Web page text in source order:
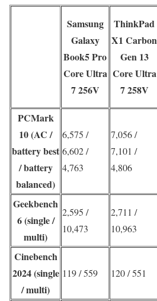
Samsung
Galaxy
Book5 Pro
Core Ultra
7 256V
ThinkPad
X1 Carbon
Gen 13
Core Ultra
7 258V
PCMark
10 (AC /
battery best
/ battery
balanced)
6,575 /
6,602 /
4,763
7,056 /
7,101 /
4,806
Geekbench
6 (single /
multi)
2,595 /
10,473
2,711 /
10,963
Cinebench
2024 (single
/ multi)
119 / 559 120 / 551